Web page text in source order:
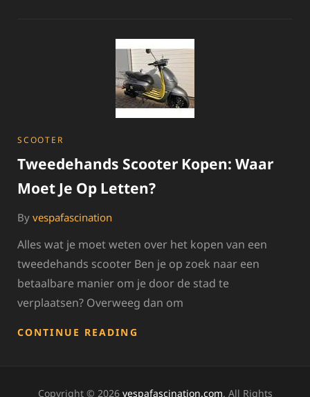
ONTDEK
DE
PERFECTE
STAD
VOOR
CATEGORIES
SCOOTER
Tweedehands Scooter Kopen: Waar
Moet Je Op Letten?
By vespafascination
Alles wat je moet weten over het kopen van een
tweedehands scooter Ben je op zoek naar een
betaalbare manier om je door de stad te
verplaatsen? Overweeg dan om
CONTINUE READING
MOET
Copyright © 2026 vespafascination.com. All Rights